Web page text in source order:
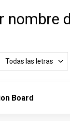
nombre
Todas las letras
Board